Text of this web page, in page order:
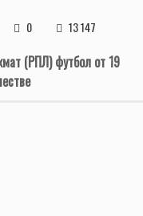
0 13 147
(РПЛ) футбол от 19